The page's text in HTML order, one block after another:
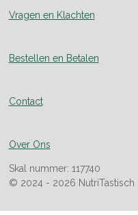
Vragen en Klachten
Bestellen en Betalen
Contact
Over Ons
Skal nummer: 117740
© 2024 - 2026 NutriTastisch